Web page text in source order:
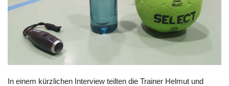
In einem kürzlichen Interview teilten die Trainer Helmut und